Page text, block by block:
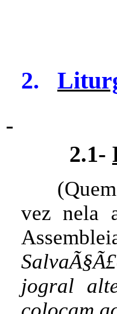
2.
2.1-
vez nela
jogral